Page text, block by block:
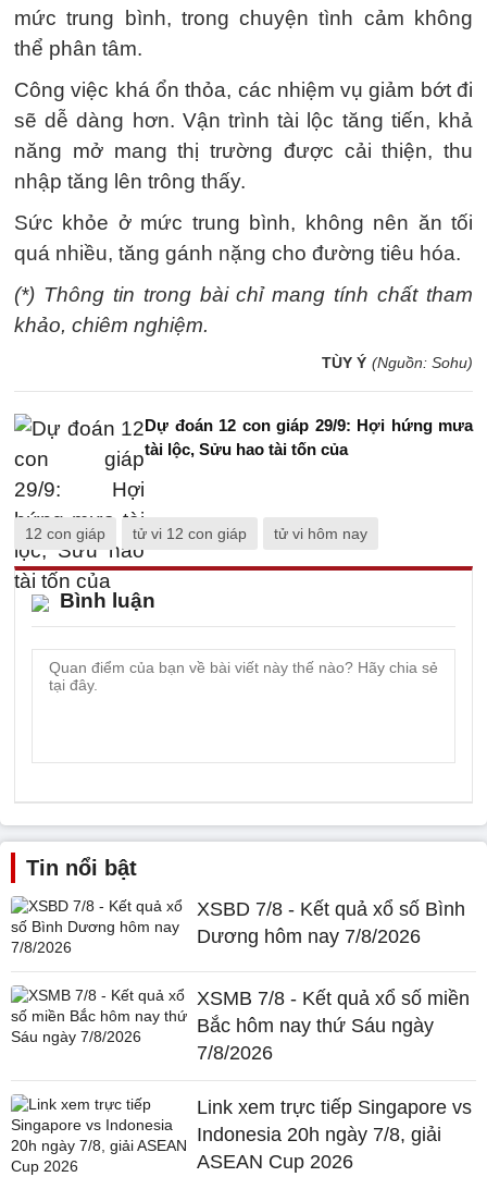
mức trung bình, trong chuyện tình cảm không
thể phân tâm.
Công việc khá ổn thỏa, các nhiệm vụ giảm bớt đi
sẽ dễ dàng hơn. Vận trình tài lộc tăng tiến, khả
năng mở mang thị trường được cải thiện, thu
nhập tăng lên trông thấy.
Sức khỏe ở mức trung bình, không nên ăn tối
quá nhiều, tăng gánh nặng cho đường tiêu hóa.
(*) Thông tin trong bài chỉ mang tính chất tham
khảo, chiêm nghiệm.
TÙY Ý (Nguồn: Sohu)
Dự đoán 12 con giáp 29/9: Hợi hứng mưa
tài lộc, Sửu hao tài tốn của
12 con giáp tử vi 12 con giáp tử vi hôm nay
Bình luận
Tin nổi bật
XSBD 7/8 - Kết quả xổ số Bình
Dương hôm nay 7/8/2026
XSMB 7/8 - Kết quả xổ số miền
Bắc hôm nay thứ Sáu ngày
7/8/2026
Link xem trực tiếp Singapore vs
Indonesia 20h ngày 7/8, giải
ASEAN Cup 2026